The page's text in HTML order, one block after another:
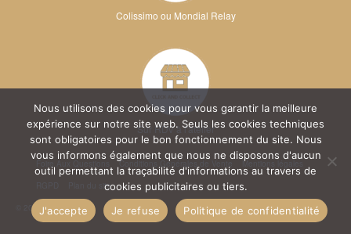
Colissimo ou Mondial Relay
Sur RDV à l'atelier
Conditions Générales de Vente
Mentions légales
Plan du site
© 2026 Kréa Broderie
Nous utilisons des cookies pour vous garantir la meilleure
expérience sur notre site web. Seuls les cookies techniques
sont obligatoires pour le bon fonctionnement du site. Nous
vous informons également que nous ne disposons d'aucun
outil permettant la traçabilité d'informations au travers de
cookies publicitaires ou tiers.
J'accepte
Je refuse Politique de confidentialité